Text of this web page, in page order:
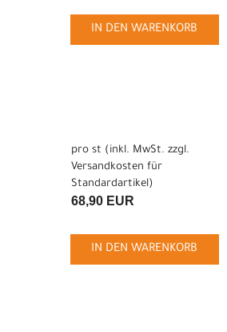
IN DEN WARENKORB
pro st (inkl. MwSt. zzgl.
Versandkosten für
Standardartikel)
68,90 EUR
IN DEN WARENKORB